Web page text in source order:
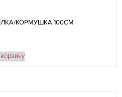
КОРМУШКА 100СМ
корзину